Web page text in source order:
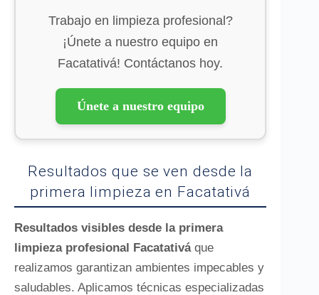
Trabajo en limpieza profesional?
¡Únete a nuestro equipo en
Facatativá! Contáctanos hoy.
Únete a nuestro equipo
Resultados que se ven desde la
primera limpieza en Facatativá
Resultados visibles desde la primera
limpieza profesional Facatativáque
realizamos garantizan ambientes impecables y
saludables. Aplicamos técnicas especializadas